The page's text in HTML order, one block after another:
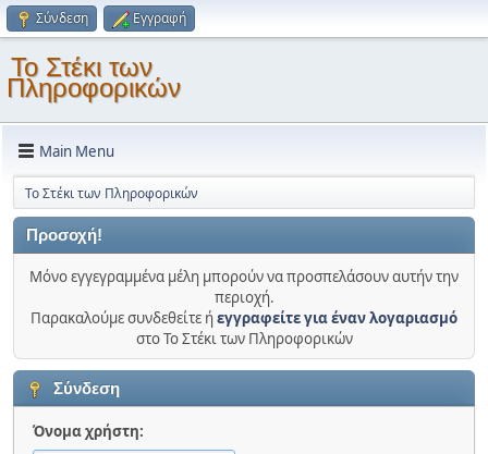
Σύνδεση Εγγραφή
Το Στέκι των
Πληροφορικών
Main Menu
Το Στέκι των Πληροφορικών
Προσοχή!
Μόνο εγγεγραμμένα μέλη μπορούν να προσπελάσουν αυτήν την
περιοχή.
Παρακαλούμε συνδεθείτε ήεγγραφείτε για έναν λογαριασμό
στο Το Στέκι των Πληροφορικών
Σύνδεση
Όνομα χρήστη: